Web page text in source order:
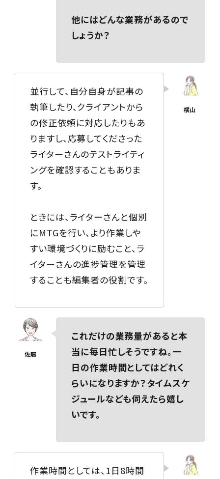
他にはどんな業務があるので
しょうか？
並行して、自分自身が記事の
執筆したり、クライアントから
の修正依頼に対応したりもあ
りますし、応募してくださった
ライターさんのテストライティ
ングを確認することもありま
す。
ときには、ライターさんと個別
にMTGを行い、より作業しや
すい環境づくりに励むこと、ラ
イターさんの進捗管理を管理
することも編集者の役割です。
これだけの業務量があると本
当に毎日忙しそうですね。一
日の作業時間としてはどれく
らいになりますか？タイムスケ
ジュールなども伺えたら嬉し
いです。
作業時間としては、1日8時間